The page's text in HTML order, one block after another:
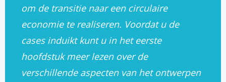
om de transitie naar een circulaire
economie te realiseren. Voordat u de
cases induikt kunt u in het eerste
hoofdstuk meer lezen over de
verschillende aspecten van het ontwerpen